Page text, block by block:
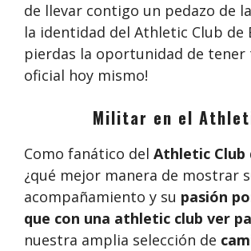
de llevar contigo un pedazo de
la identidad del Athletic Club de
pierdas la oportunidad de tener
oficial hoy mismo!
Militar en el
Como fanático del Athletic Club
¿qué mejor manera de mostrar
acompañamiento y su pasión
que con una athletic club ver
nuestra amplia selección de